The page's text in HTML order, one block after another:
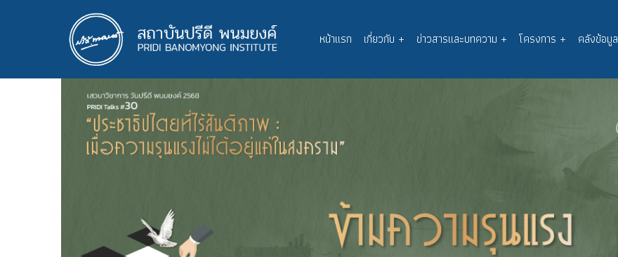
Main
navigation
หน้าแรก เกี่ยวกับ + ข่าวสารและบทความ + โครงการ + คลังข้อมูล